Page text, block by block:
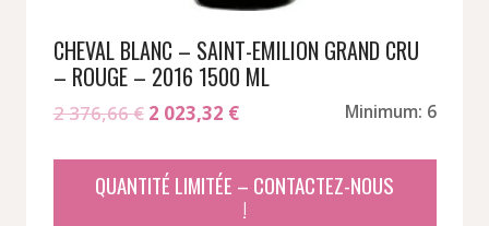
CHEVAL BLANC – SAINT-EMILION GRAND CRU
– ROUGE – 2016 1500 ML
2 376,66€ Le
initial
était :
2 023,32 €Le
est :
Minimum: 6
QUANTITÉ LIMITÉE – CONTACTEZ-NOUS
!